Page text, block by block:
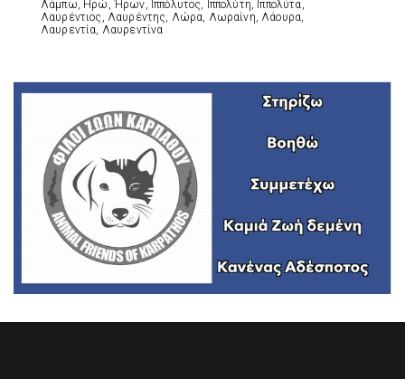
Λάμπω, Ηρώ, Ήρων, Ιππόλυτος, Ιππολύτη, Ιππολύτα,
Λαυρέντιος, Λαυρέντης, Λώρα, Λωραίνη, Λάουρα,
Λαυρεντία, Λαυρεντίνα